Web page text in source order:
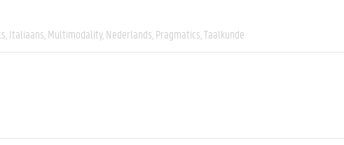
Italiaans Multimodality Nederlands Pragmatics Taalkunde